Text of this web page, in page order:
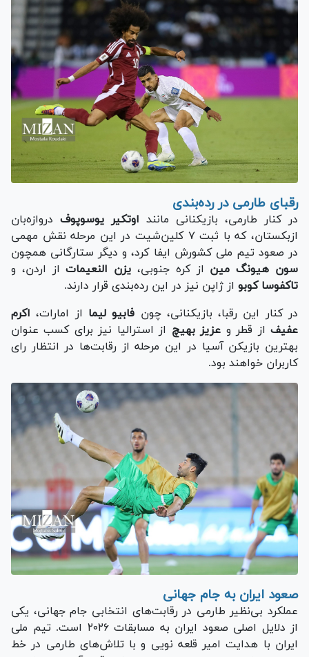
رقبای طارمی در رده‌بندی
در کنار طارمی، بازیکنانی مانند اوتکیر یوسوپوف دروازه‌بان
ازبکستان، که با ثبت ۷ کلین‌شیت در این مرحله نقش مهمی
در صعود تیم ملی کشورش ایفا کرد، و دیگر ستارگانی همچون
سون هیونگ مین از کره جنوبی، یزن النعیماتاز اردن، و
تاکفوسا کوبو از ژاپن نیز در این رده‌بندی قرار دارند.
در کنار این رقبا، بازیکنانی، چون فابیو لیما از امارات، اکرم
عفیفاز قطر و عزیز بهیچ از استرالیا نیز برای کسب عنوان
بهترین بازیکن آسیا در این مرحله از رقابت‌ها در انتظار رای
کاربران خواهند بود.
صعود ایران به جام جهانی
عملکرد بی‌نظیر طارمی در رقابت‌های انتخابی جام جهانی، یکی
از دلایل اصلی صعود ایران به مسابقات ۲۰۲۶ است. تیم ملی
ایران با هدایت امیر قلعه نویی و با تلاش‌های طارمی در خط